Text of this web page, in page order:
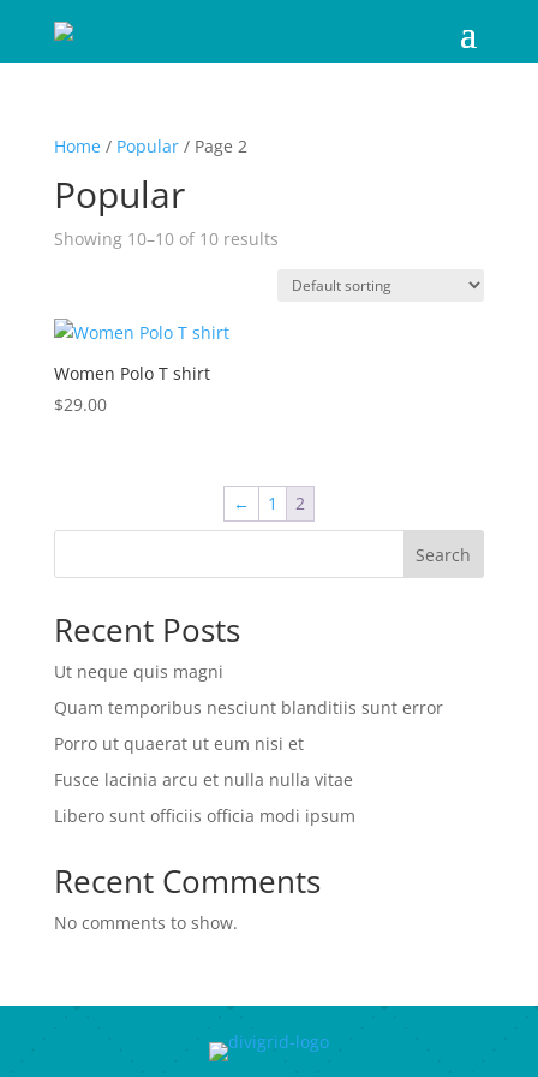
Home/ Popular/ Page 2
Popular
Showing 10–10 of 10 results
Women Polo T shirt
$29.00
← 1 2
Search
Recent Posts
Ut neque quis magni
Quam temporibus nesciunt blanditiis sunt error
Porro ut quaerat ut eum nisi et
Fusce lacinia arcu et nulla nulla vitae
Libero sunt officiis officia modi ipsum
Recent Comments
No comments to show.